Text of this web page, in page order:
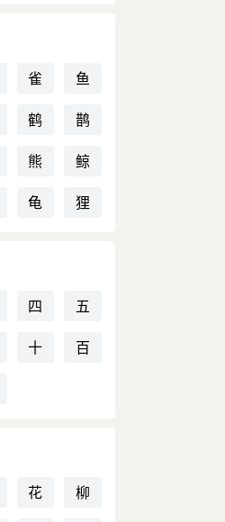
雀
鱼
鹤
鹊
熊
鲸
龟 狸
四
五
十
百
花
柳